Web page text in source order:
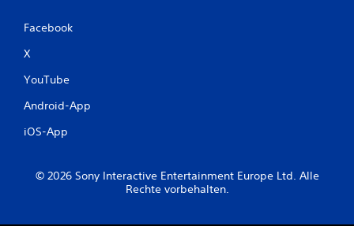
Facebook
X
YouTube
Android-App
iOS-App
© 2026 Sony Interactive Entertainment Europe Ltd. Alle
Rechte vorbehalten.